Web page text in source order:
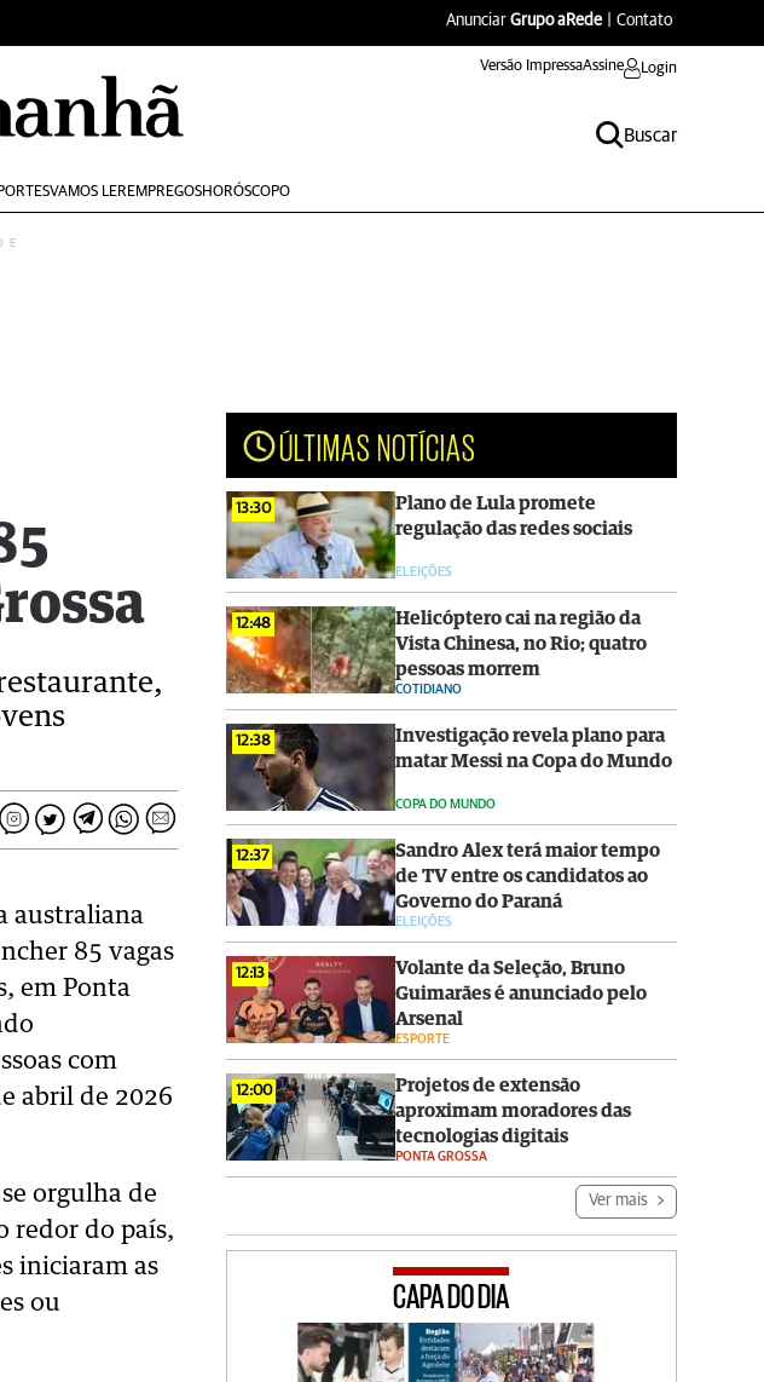
Anunciar Grupo aRede Contato
Versão ImpressaAssine Login
Buscar
VAMOS LEREMPREGOSHORÓSCOPO
australiana
85 vagas
em Ponta
com
abril de 2026
orgulha de
redor do país,
iniciaram as
ou
ÚLTIMAS NOTÍCIAS
13:30
Plano de Lula promete
regulação das redes sociais
ELEIÇÕES
12:48
Helicóptero cai na região da
Vista Chinesa, no Rio; quatro
pessoas morrem
COTIDIANO
12:38
Investigação revela plano para
matar Messi na Copa do Mundo
COPA DO MUNDO
12:37
Sandro Alex terá maior tempo
de TV entre os candidatos ao
Governo do Paraná
ELEIÇÕES
12:13
Volante da Seleção, Bruno
Guimarães é anunciado pelo
Arsenal
ESPORTE
12:00
Projetos de extensão
aproximam moradores das
tecnologias digitais
PONTA GROSSA
Ver mais
CAPA DO DIA